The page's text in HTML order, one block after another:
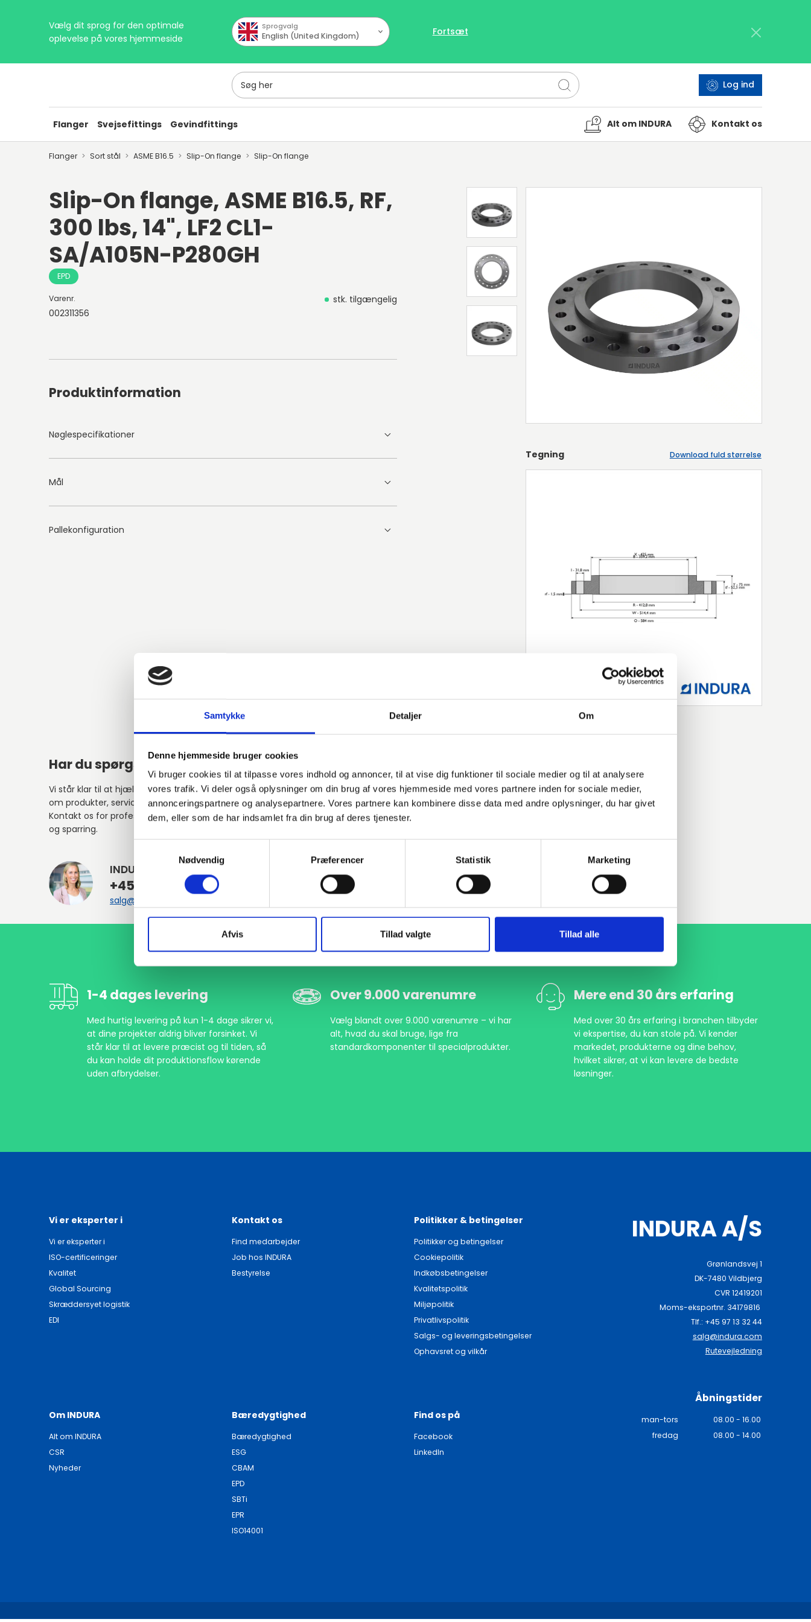
Samtykke Detaljer Om
Denne hjemmeside bruger cookies
Vi bruger cookies til at tilpasse vores indhold og annoncer, til at vise dig funktioner til sociale medier og til at analysere
vores trafik. Vi deler også oplysninger om din brug af vores hjemmeside med vores partnere inden for sociale medier,
annonceringspartnere og analysepartnere. Vores partnere kan kombinere disse data med andre oplysninger, du har givet
dem, eller som de har indsamlet fra din brug af deres tjenester.
Nødvendig
Præferencer Statistik Marketing
Afvis Tillad valgte Tillad alle
Vælg dit sprog for den optimale
oplevelse på vores hjemmeside
Sprogvalg
English (United Kingdom) Fortsæt
Søg her
Log ind
Flanger Svejsefittings Gevindfittings Alt om INDURA Kontakt os
Flanger Sort stål ASME B16.5 Slip-On flange Slip-On flange
Slip-On flange, ASME B16.5, RF,
300 lbs, 14", LF2 CL1-
SA/A105N-P280GH
EPD
Varenr.
002311356
stk. tilgængelig
Produktinformation
Nøglespecifikationer
Mål
Pallekonfiguration
Tegning Download fuld størrelse
Har du spørgsmål?
Vi står klar til at hjælpe med spørgsmål
om produkter, service eller andet.
Kontakt os for professionel rådgivning
og sparring.
INDURA DK
+45 97 13 32 44
salg@indura.com
1-4 dages levering
Med hurtig levering på kun 1-4 dage sikrer vi,
at dine projekter aldrig bliver forsinket. Vi
står klar til at levere præcist og til tiden, så
du kan holde dit produktionsflow kørende
uden afbrydelser.
Over 9.000 varenumre
Vælg blandt over 9.000 varenumre – vi har
alt, hvad du skal bruge, lige fra
standardkomponenter til specialprodukter.
Mere end 30 års erfaring
Med over 30 års erfaring i branchen tilbyder
vi ekspertise, du kan stole på. Vi kender
markedet, produkterne og dine behov,
hvilket sikrer, at vi kan levere de bedste
løsninger.
Vi er eksperter i
Vi er eksperter i
ISO-certificeringer
Kvalitet
Global Sourcing
Skræddersyet logistik
EDI
Kontakt os
Find medarbejder
Job hos INDURA
Bestyrelse
Politikker & betingelser
Politikker og betingelser
Cookiepolitik
Indkøbsbetingelser
Kvalitetspolitik
Miljøpolitik
Privatlivspolitik
Salgs- og leveringsbetingelser
Ophavsret og vilkår
Om INDURA
Alt om INDURA
CSR
Nyheder
Bæredygtighed
Bæredygtighed
ESG
CBAM
EPD
SBTi
EPR
ISO14001
Find os på
Facebook
LinkedIn
INDURA A/S
Grønlandsvej 1
DK-7480 Vildbjerg
CVR 12419201
Moms-eksportnr. 34179816
Tlf.: +45 97 13 32 44
salg@indura.com
Rutevejledning
Åbningstider
man-tors
08.00 - 16.00
fredag
08.00 - 14.00